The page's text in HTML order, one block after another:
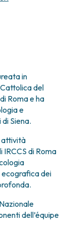
in
del
Roma e ha
e
Siena.
attività
IRCCS di Roma
ecografica dei
dell’équipe